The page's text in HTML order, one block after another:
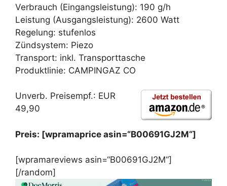
Verbrauch (Eingangsleistung): 190 g/h
Leistung (Ausgangsleistung): 2600 Watt
Regelung: stufenlos
Zündsystem: Piezo
Transport: inkl. Transporttasche
Produktlinie: CAMPINGAZ CO
Unverb. Preisempf.: EUR
49,90
Preis: [wpramaprice asin=“B00691GJ2M“]
[wpramareviews asin=“B00691GJ2M“]
[/random]